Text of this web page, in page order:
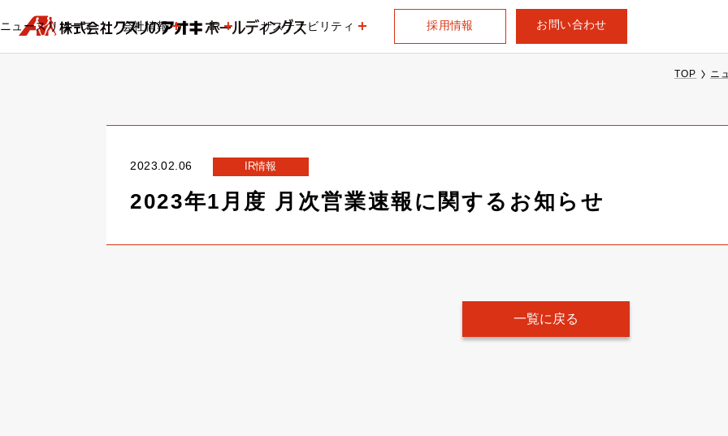
ニュースリリース 会社情報 IR サステナビリティ 採用情報 お問い合わせ
TOP ニ
2023.02.06 IR情報
2023年1月度 月次営業速報に関するお知らせ
一覧に戻る